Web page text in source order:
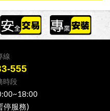
線
555
時段
停服務)